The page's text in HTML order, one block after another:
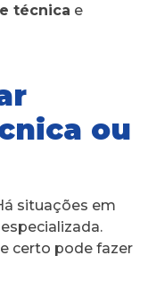
técnica e
ou
situações em
certo pode fazer